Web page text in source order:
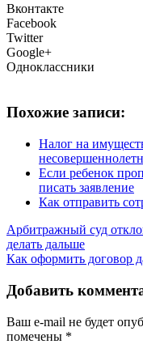
Вконтакте
Facebook
Twitter
Google+
Одноклассники
Похожие записи:
Налог на
Если ребенок
писать заявление
Как отправить
Арбитражный суд
делать дальше
Как оформить договор
Добавить
Ваш e-mail не будет
помечены *